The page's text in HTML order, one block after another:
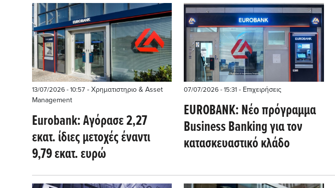
13/07/2026 - 10:57 - Χρηματιστηριο & Asset
Management
Eurobank: Αγόρασε 2,27
εκατ. ίδιες μετοχές έναντι
9,79 εκατ. ευρώ
07/07/2026 - 15:31 - Επιχειρήσεις
EUROBANK: Νέο πρόγραμμα
Business Banking για τον
κατασκευαστικό κλάδο